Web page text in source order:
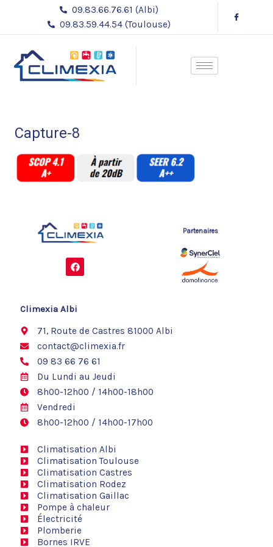
contenu
09.83.66.76.61 (Albi)
09.83.59.44.54 (Toulouse)
Capture-8
F
a
c
o
Partenaires
Climexia Albi
71, Route de Castres 81000 Albi
contact@climexia.fr
09 83 66 76 61
Du Lundi au Jeudi
8h00-12h00 / 14h00-18h00
Vendredi
8h00-12h00 / 14h00-17h00
Climatisation Albi
Climatisation Toulouse
Climatisation Castres
Climatisation Rodez
Climatisation Gaillac
Pompe à chaleur
Électricité
Plomberie
Bornes IRVE